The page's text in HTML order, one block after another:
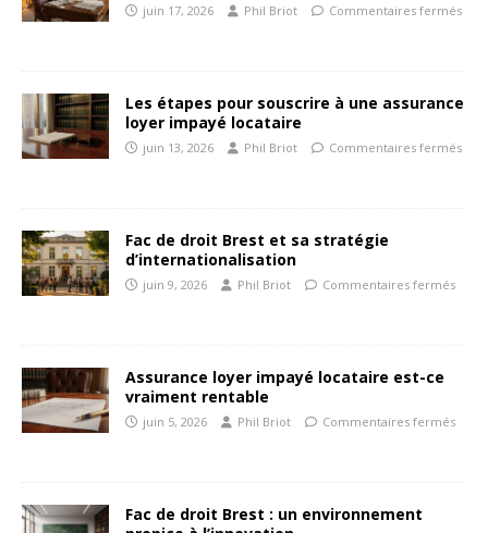
juin 17, 2026 Phil Briot Commentaires fermés
Les étapes pour souscrire à une assurance
loyer impayé locataire
juin 13, 2026 Phil Briot Commentaires fermés
Fac de droit Brest et sa stratégie
d’internationalisation
juin 9, 2026 Phil Briot Commentaires fermés
Assurance loyer impayé locataire est-ce
vraiment rentable
juin 5, 2026 Phil Briot Commentaires fermés
Fac de droit Brest : un environnement